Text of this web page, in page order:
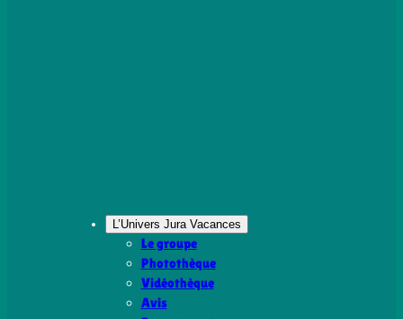
L’Univers Jura Vacances
Le groupe
Photothèque
Vidéothèque
Avis